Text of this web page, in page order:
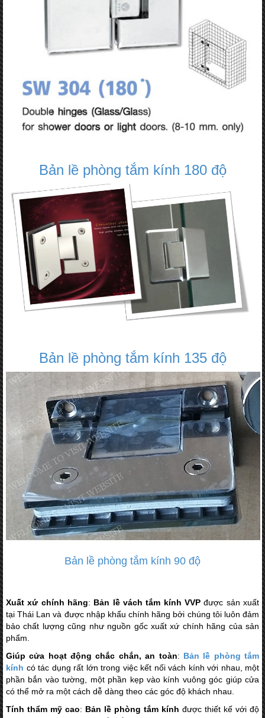
Bản lề phòng tắm kính 180 độ
Bản lề phòng tắm kính 135 độ
Bản lề phòng tắm kính 90 độ
Xuất xứ chính hãng: Bản lề vách tắm kính VVP được sản xuất
tại Thái Lan và được nhập khẩu chính hãng bởi chúng tôi luôn đảm
bảo chất lượng cũng như nguồn gốc xuất xứ chính hãng của sản
phẩm.
Giúp cửa hoạt động chắc chắn, an toàn: Bản lề phòng tắm
kính có tác dụng rất lớn trong việc kết nối vách kính với nhau, một
phần bắn vào tường, một phần kẹp vào kính vuông góc giúp cửa
có thể mở ra một cách dễ dàng theo các góc độ khách nhau.
Tính thẩm mỹ cao: Bản lề phòng tắm kính được thiết kế với độ